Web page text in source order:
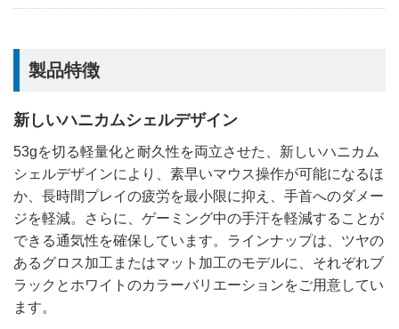
製品特徴
新しいハニカムシェルデザイン
53gを切る軽量化と耐久性を両立させた、新しいハニカム
シェルデザインにより、素早いマウス操作が可能になるほ
か、長時間プレイの疲労を最小限に抑え、手首へのダメー
ジを軽減。さらに、ゲーミング中の手汗を軽減することが
できる通気性を確保しています。ラインナップは、ツヤの
あるグロス加工またはマット加工のモデルに、それぞれブ
ラックとホワイトのカラーバリエーションをご用意してい
ます。